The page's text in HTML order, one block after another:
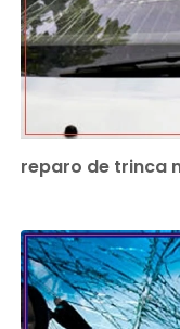
reparo de trinca